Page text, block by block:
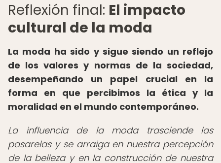
Reflexión final: El impacto
cultural de la moda
La moda ha sido y sigue siendo un reflejo
de los valores y normas de la sociedad,
desempeñando un papel crucial en la
forma en que percibimos la ética y la
moralidad en el mundo contemporáneo.
La influencia de la moda trasciende las
pasarelas y se arraiga en nuestra percepción
de la belleza y en la construcción de nuestra